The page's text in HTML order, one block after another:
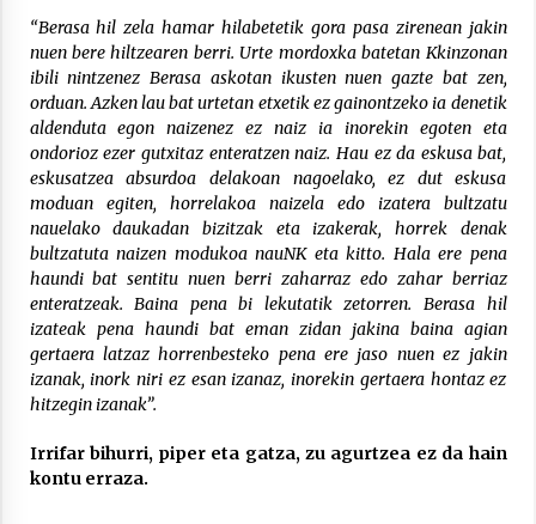
“Berasa hil zela hamar hilabetetik gora pasa zirenean jakin
nuen bere hiltzearen berri. Urte mordoxka batetan Kkinzonan
ibili nintzenez Berasa askotan ikusten nuen gazte bat zen,
orduan. Azken lau bat urtetan etxetik ez gainontzeko ia denetik
aldenduta egon naizenez ez naiz ia inorekin egoten eta
ondorioz ezer gutxitaz enteratzen naiz. Hau ez da eskusa bat,
eskusatzea absurdoa delakoan nagoelako, ez dut eskusa
moduan egiten, horrelakoa naizela edo izatera bultzatu
nauelako daukadan bizitzak eta izakerak, horrek denak
bultzatuta naizen modukoa nauNK eta kitto. Hala ere pena
haundi bat sentitu nuen berri zaharraz edo zahar berriaz
enteratzeak. Baina pena bi lekutatik zetorren. Berasa hil
izateak pena haundi bat eman zidan jakina baina agian
gertaera latzaz horrenbesteko pena ere jaso nuen ez jakin
izanak, inork niri ez esan izanaz, inorekin gertaera hontaz ez
hitzegin izanak”.
Irrifar bihurri, piper eta gatza, zu agurtzea ez da hain
kontu erraza.